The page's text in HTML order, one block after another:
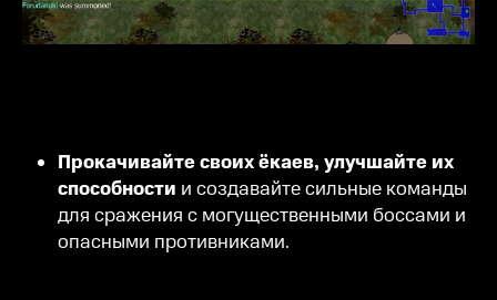
Прокачивайте своих ёкаев, улучшайте их
способности и создавайте сильные команды
для сражения с могущественными боссами и
опасными противниками.